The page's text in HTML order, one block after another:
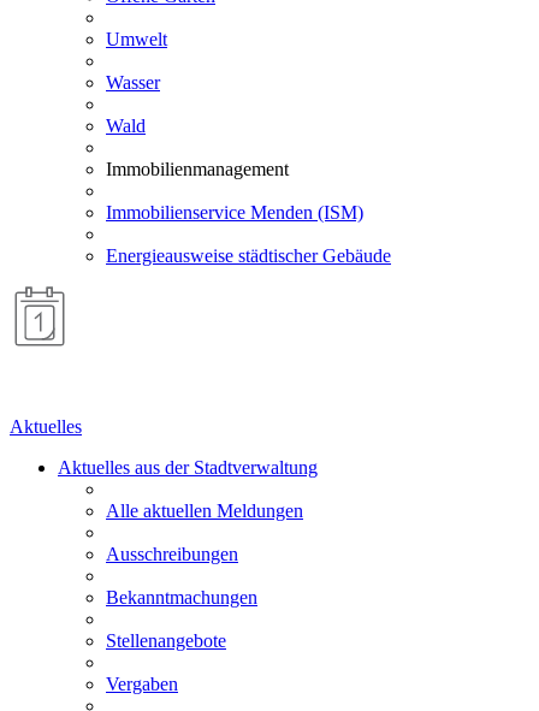
Umwelt
Wasser
Wald
Immobilienmanagement
Immobilienservice Menden (ISM)
Energieausweise städtischer Gebäude
Aktuelles
Aktuelles aus der Stadtverwaltung
Alle aktuellen Meldungen
Ausschreibungen
Bekanntmachungen
Stellenangebote
Vergaben